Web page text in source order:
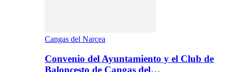
Cangas del Narcea
Convenio del Ayuntamiento y el Club de
Baloncesto de Cangas del…